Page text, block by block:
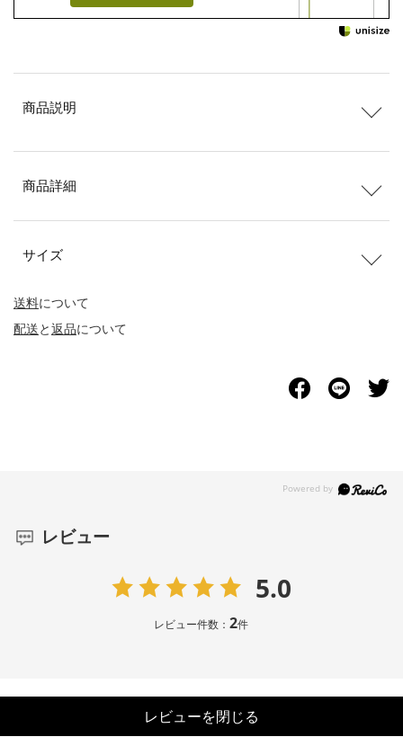
送料について
配送と返品について
商品説明
商品詳細
サイズ
レビュー
5.0
レビュー件数：2件
レビューを閉じる